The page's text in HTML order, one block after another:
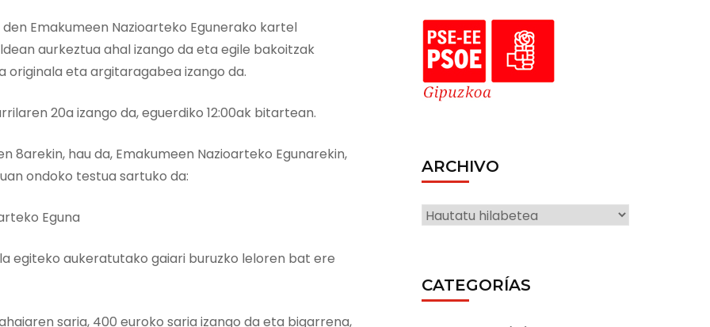
Emakumeen Nazioarteko Egunerako kartel
aurkeztua ahal izango da eta egile bakoitzak
originala eta argitaragabea izango da.
20a izango da, eguerdiko 12:00ak bitartean.
8arekin, hau da, Emakumeen Nazioarteko Egunarekin,
ondoko testua sartuko da:
Eguna
egiteko aukeratutako gaiari buruzko leloren bat ere
saria, 400 euroko saria izango da eta bigarrena,
ARCHIVO
ARCHIVO
CATEGORÍAS